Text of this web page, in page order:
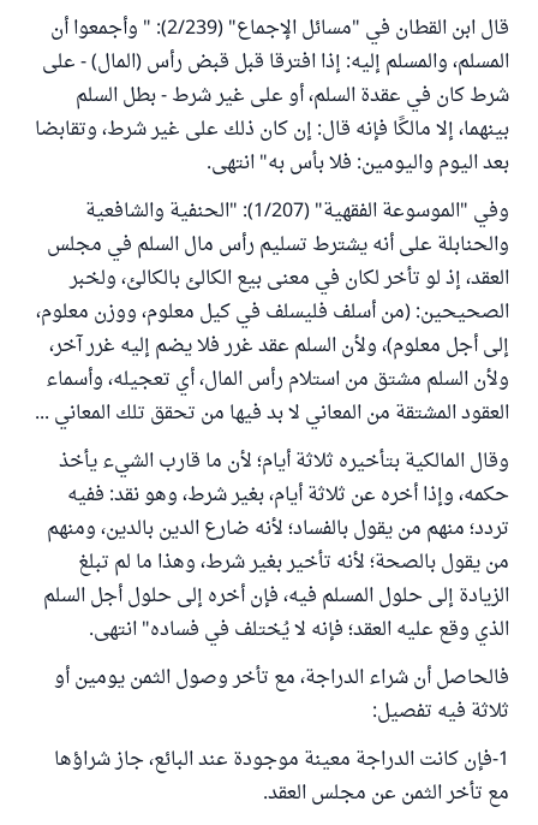
قال ابن القطان في "مسائل الإجماع" (2/239): " وأجمعوا أن
المسلم، والمسلم إليه: إذا افترقا قبل قبض رأس (المال) - على
شرط كان في عقدة السلم، أو على غير شرط - بطل السلم
بينهما، إلا مالكًا فإنه قال: إن كان ذلك على غير شرط، وتقابضا
بعد اليوم واليومين: فلا بأس به" انتهى.
وفي "الموسوعة الفقهية" (1/207): "الحنفية والشافعية
والحنابلة على أنه يشترط تسليم رأس مال السلم في مجلس
العقد، إذ لو تأخر لكان في معنى بيع الكالئ بالكالئ، ولخبر
الصحيحين: (من أسلف فليسلف في كيل معلوم، ووزن معلوم،
إلى أجل معلوم)، ولأن السلم عقد غرر فلا يضم إليه غرر آخر،
ولأن السلم مشتق من استلام رأس المال، أي تعجيله، وأسماء
العقود المشتقة من المعاني لا بد فيها من تحقق تلك المعاني ...
وقال المالكية بتأخيره ثلاثة أيام؛ لأن ما قارب الشيء يأخذ
حكمه، وإذا أخره عن ثلاثة أيام، بغير شرط، وهو نقد: ففيه
تردد؛ منهم من يقول بالفساد؛ لأنه ضارع الدين بالدين، ومنهم
من يقول بالصحة؛ لأنه تأخير بغير شرط، وهذا ما لم تبلغ
الزيادة إلى حلول المسلم فيه، فإن أخره إلى حلول أجل السلم
الذي وقع عليه العقد؛ فإنه لا يُختلف في فساده" انتهى.
فالحاصل أن شراء الدراجة، مع تأخر وصول الثمن يومين أو
ثلاثة فيه تفصيل:
1-فإن كانت الدراجة معينة موجودة عند البائع، جاز شراؤها
مع تأخر الثمن عن مجلس العقد.